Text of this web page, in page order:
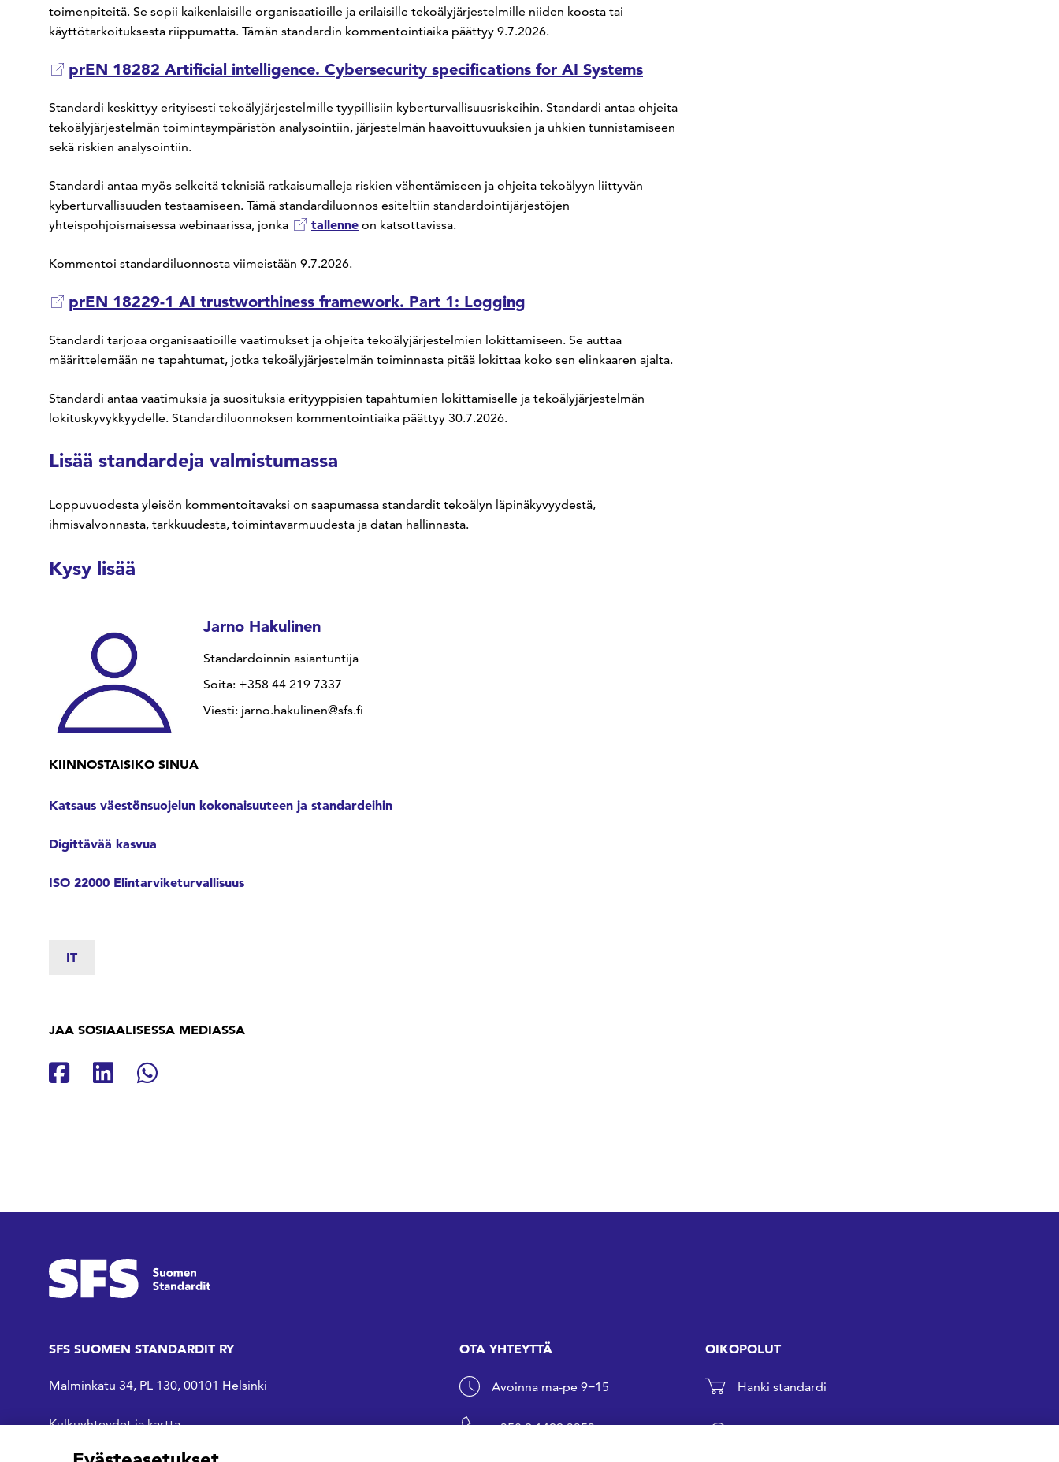
toimenpiteitä. Se sopii kaikenlaisille organisaatioille ja erilaisille tekoälyjärjestelmille niiden koosta tai
käyttötarkoituksesta riippumatta. Tämän standardin kommentointiaika päättyy 9.7.2026.
prEN 18282 Artificial intelligence. Cybersecurity specifications for AI Systems
Standardi keskittyy erityisesti tekoälyjärjestelmille tyypillisiin kyberturvallisuusriskeihin. Standardi antaa ohjeita
tekoälyjärjestelmän toimintaympäristön analysointiin, järjestelmän haavoittuvuuksien ja uhkien tunnistamiseen
sekä riskien analysointiin.
Standardi antaa myös selkeitä teknisiä ratkaisumalleja riskien vähentämiseen ja ohjeita tekoälyyn liittyvän
kyberturvallisuuden testaamiseen. Tämä standardiluonnos esiteltiin standardointijärjestöjen
yhteispohjoismaisessa webinaarissa, jonka
tallenne on katsottavissa.
Kommentoi standardiluonnosta viimeistään 9.7.2026.
prEN 18229-1 AI trustworthiness framework. Part 1: Logging
Standardi tarjoaa organisaatioille vaatimukset ja ohjeita tekoälyjärjestelmien lokittamiseen. Se auttaa
määrittelemään ne tapahtumat, jotka tekoälyjärjestelmän toiminnasta pitää lokittaa koko sen elinkaaren ajalta.
Standardi antaa vaatimuksia ja suosituksia erityyppisien tapahtumien lokittamiselle ja tekoälyjärjestelmän
lokituskyvykkyydelle. Standardiluonnoksen kommentointiaika päättyy 30.7.2026.
Lisää standardeja valmistumassa
Loppuvuodesta yleisön kommentoitavaksi on saapumassa standardit tekoälyn läpinäkyvyydestä,
ihmisvalvonnasta, tarkkuudesta, toimintavarmuudesta ja datan hallinnasta.
Kysy lisää
Jarno Hakulinen
Standardoinnin asiantuntija
Soita: +358 44 219 7337
Viesti: jarno.hakulinen@sfs.fi
KIINNOSTAISIKO SINUA
Katsaus väestönsuojelun kokonaisuuteen ja standardeihin
Digittävää kasvua
ISO 22000 Elintarviketurvallisuus
IT
JAA SOSIAALISESSA MEDIASSA
Jaa Facebookissa
Jaa Linkedinissä
Jaa Whatsappissa
SFS SUOMEN STANDARDIT RY
Malminkatu 34, PL 130, 00101 Helsinki
Kulkuyhteydet ja kartta
OTA YHTEYTTÄ
Avoinna ma-pe 9−15
+358 9 1499 3353
OIKOPOLUT
Hanki standardi